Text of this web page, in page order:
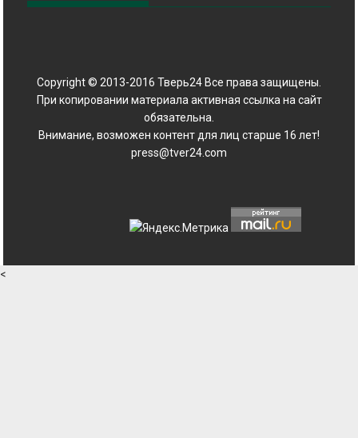
Copyright © 2013-2016 Тверь24 Все права защищены.
При копировании материала активная ссылка на сайт
обязательна.
Внимание, возможен контент для лиц старше 16 лет!
press@tver24.com
<